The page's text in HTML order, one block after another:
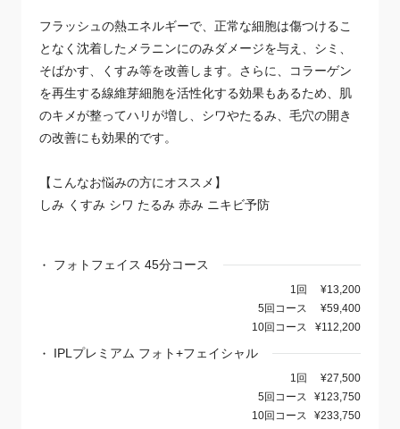
フラッシュの熱エネルギーで、正常な細胞は傷つけるこ
となく沈着したメラニンにのみダメージを与え、シミ、
そばかす、くすみ等を改善します。さらに、コラーゲン
を再生する線維芽細胞を活性化する効果もあるため、肌
のキメが整ってハリが増し、シワやたるみ、毛穴の開き
の改善にも効果的です。
【こんなお悩みの方にオススメ】
しみ くすみ シワ たるみ 赤み ニキビ予防
フォトフェイス 45分コース
1回
¥13,200
5回コース
¥59,400
10回コース
¥112,200
IPLプレミアム フォト+フェイシャル
1回
¥27,500
5回コース
¥123,750
10回コース
¥233,750